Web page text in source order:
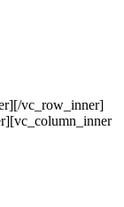
vc_row_inner]